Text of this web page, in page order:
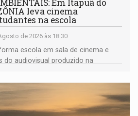
Em Itapuã do
leva cinema
na escola
de 2026 às 18:30
escola em sala de cinema e
do audiovisual produzido na